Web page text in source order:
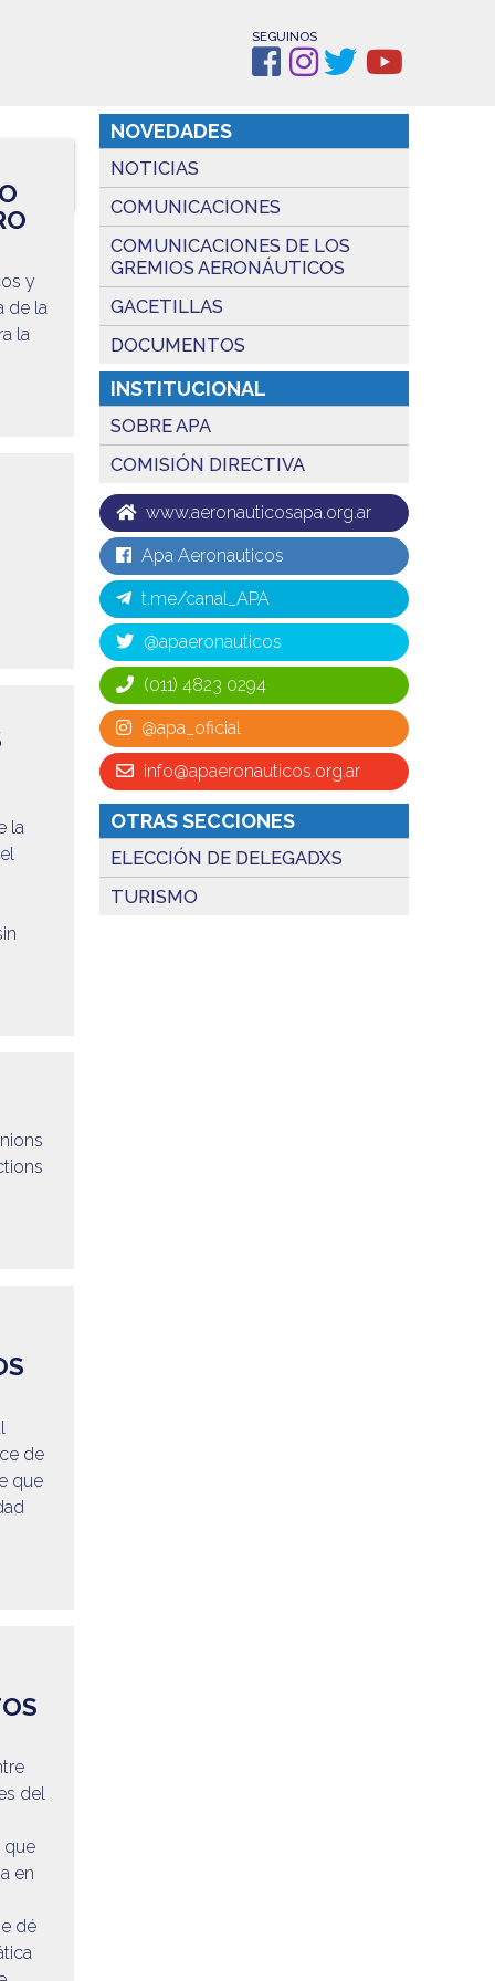
SEGUINOS
y
de la
la
la
de
que
del
que
en
dé
NOVEDADES
NOTICIAS
COMUNICACIONES
COMUNICACIONES DE LOS
GREMIOS AERONÁUTICOS
GACETILLAS
DOCUMENTOS
INSTITUCIONAL
SOBRE APA
COMISIÓN DIRECTIVA
www.aeronauticosapa.org.ar
Apa Aeronauticos
t.me/canal_APA
@apaeronauticos
(011) 4823 0294
@apa_oficial
info@apaeronauticos.org.ar
OTRAS SECCIONES
ELECCIÓN DE DELEGADXS
TURISMO